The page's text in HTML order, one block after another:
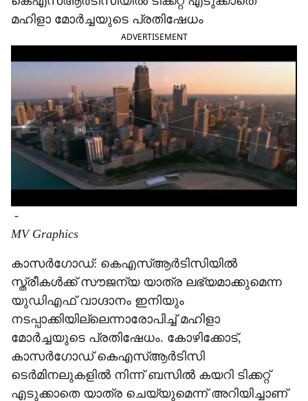
a
e
മഹിളാ മോർച്ചയുടെ പ്രതിഷേധം
ADVERTISEMENT
-
MV Graphics
കാസർഗോഡ്: കെഎസ്ആർടിസിയിൽ
സ്ത്രീകൾക്ക് സൗജന്യ യാത്ര ലഭ്യമാക്കുമെന്ന
യുഡിഎഫ് വാഗ്ദാനം ഇനിയും
നടപ്പാക്കിയില്ലെന്നാരോപിച്ച് മഹിളാ
മോർച്ചയുടെ പ്രതിഷേധം. കോഴിക്കോട്,
കാസർഗോഡ് കെഎസ്ആർടിസി
ടെർമിനലുകളിൽ നിന്ന് ബസിൽ കയറി ടിക്കറ്റ്
എടുക്കാതെ യാത്ര ചെയ്യുമെന്ന് അറിയിച്ചാണ്